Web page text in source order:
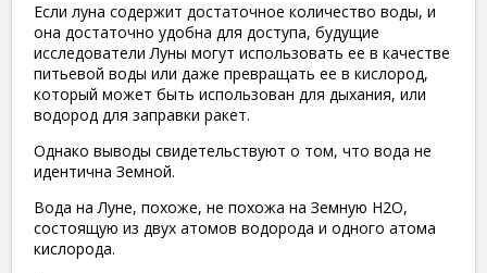
Если луна содержит достаточное количество воды, и
она достаточно удобна для доступа, будущие
исследователи Луны могут использовать ее в качестве
питьевой воды или даже превращать ее в кислород,
который может быть использован для дыхания, или
водород для заправки ракет.
Однако выводы свидетельствуют о том, что вода не
идентична Земной.
Вода на Луне, похоже, не похожа на Земную H2O,
состоящую из двух атомов водорода и одного атома
кислорода.